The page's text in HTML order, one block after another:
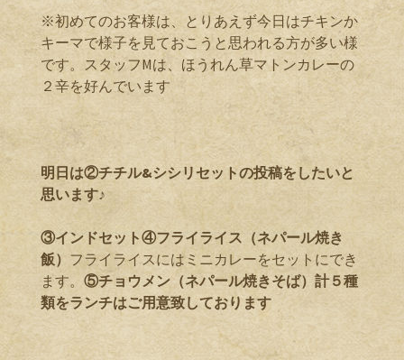
※初めてのお客様は、とりあえず今日はチキンか
キーマで様子を見ておこうと思われる方が多い様
です。スタッフMは、ほうれん草マトンカレーの
２辛を好んでいます
明日は②チチル&シシリセットの投稿をしたいと
思います♪
③インドセット④フライライス（ネパール焼き
飯） フライライスにはミニカレーをセットにでき
ます。 ⑤チョウメン（ネパール焼きそば）計５種
類をランチはご用意致しております